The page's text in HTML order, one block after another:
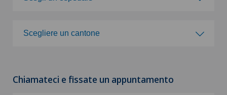
Clinica Sant'Anna
Scegliere un cantone
Chiamateci e fissate un appuntamento